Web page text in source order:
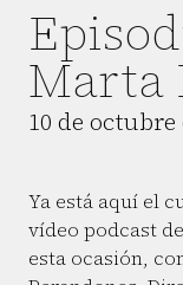
Marta
10 de octubre
Ya está aquí el
vídeo podcast
esta ocasión,